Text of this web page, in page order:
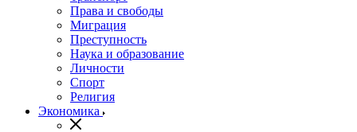
Права и свободы
Миграция
Преступность
Наука и образование
Личности
Спорт
Религия
Экономика